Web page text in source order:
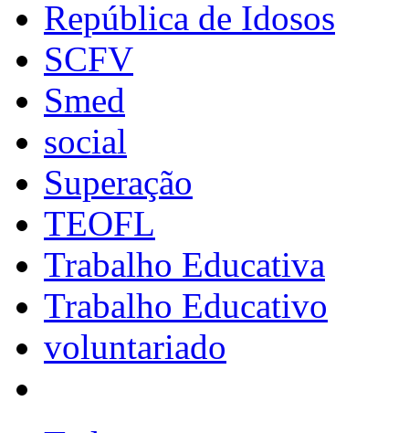
República de Idosos
SCFV
Smed
social
Superação
TEOFL
Trabalho Educativa
Trabalho Educativo
voluntariado